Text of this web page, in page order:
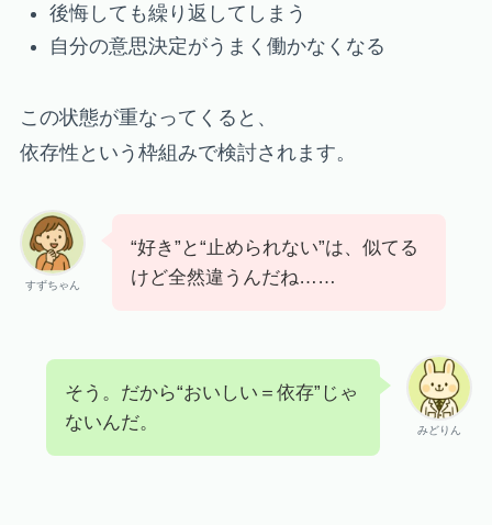
後悔しても繰り返してしまう
自分の意思決定がうまく働かなくなる
この状態が重なってくると、
依存性という枠組みで検討されます。
すずちゃん
“好き”と“止められない”は、似てる
けど全然違うんだね……
みどりん
そう。だから“おいしい＝依存”じゃ
ないんだ。